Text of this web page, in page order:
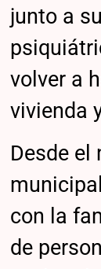
junto a
volver a
vivienda
Desde el
con la
de